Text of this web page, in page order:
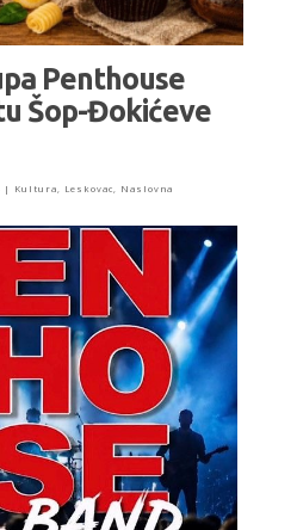
Penthouse
Šop-Đokićeve
| Kultura Leskovac Naslovna